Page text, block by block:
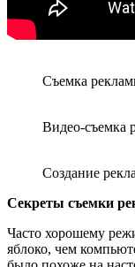
Съемка
Видео-съемка
Создание
Секреты съемки
Часто хорошему
яблоко, чем